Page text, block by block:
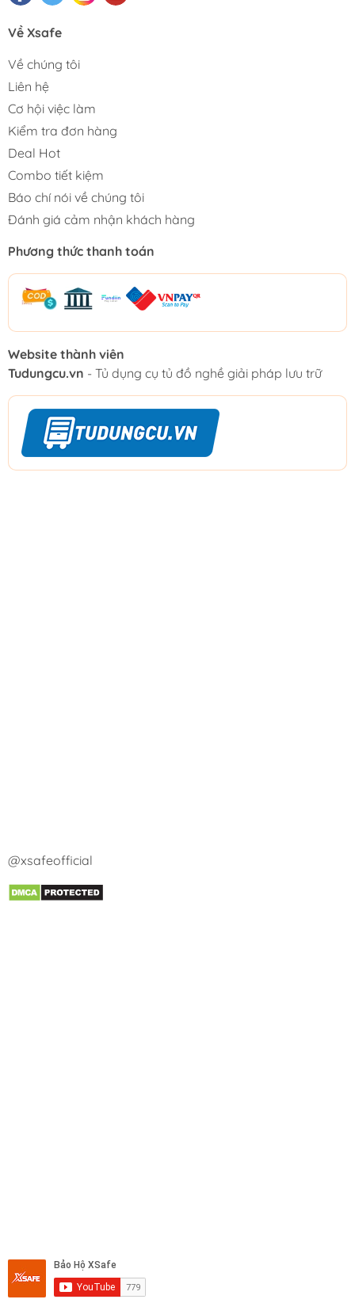
Về Xsafe
Về chúng tôi
Liên hệ
Cơ hội việc làm
Kiểm tra đơn hàng
Deal Hot
Combo tiết kiệm
Báo chí nói về chúng tôi
Đánh giá cảm nhận khách hàng
Phương thức thanh toán
Website thành viên
Tudungcu.vn - Tủ dụng cụ tủ đồ nghề giải pháp lưu trữ
@xsafeofficial